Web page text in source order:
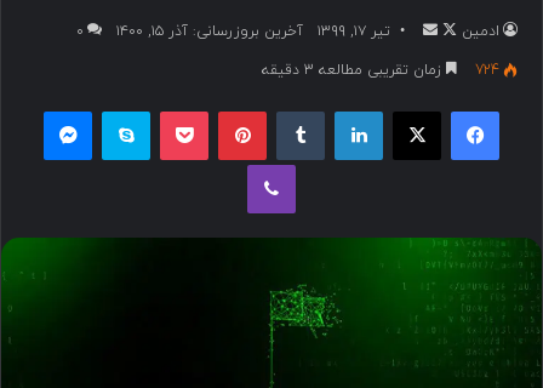
ادمین تیر ۱۷, ۱۳۹۹ آخرین بروزرسانی: آذر ۱۵, ۱۴۰۰
۰
724
زمان تقریبی مطالعه 3 دقیقه